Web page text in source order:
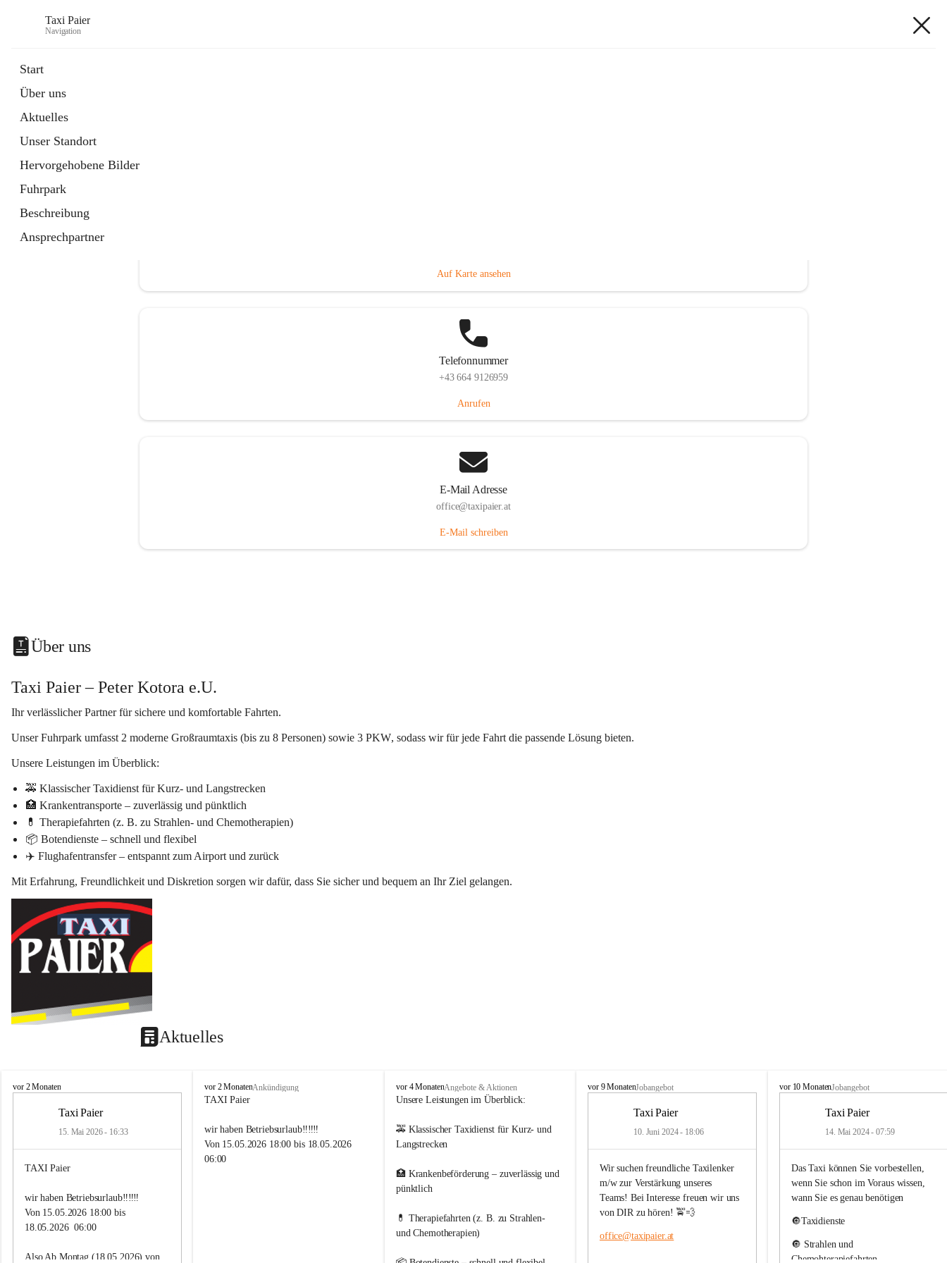
Taxi Paier
Navigation
Start
Über uns
Aktuelles
Unser Standort
Hervorgehobene Bilder
Fuhrpark
Beschreibung
Ansprechpartner
Auf Karte ansehen
Telefonnummer
+43 664 9126959
Anrufen
E-Mail Adresse
office@taxipaier.at
E-Mail schreiben
Über uns
Taxi Paier – Peter Kotora e.U.
Ihr verlässlicher Partner für sichere und komfortable Fahrten.
Unser Fuhrpark umfasst 2 moderne Großraumtaxis (bis zu 8 Personen) sowie 3 PKW, sodass wir für jede Fahrt die passende Lösung bieten.
Unsere Leistungen im Überblick:
🚕 Klassischer Taxidienst für Kurz- und Langstrecken
🏥 Krankentransporte – zuverlässig und pünktlich
💊 Therapiefahrten (z. B. zu Strahlen- und Chemotherapien)
📦 Botendienste – schnell und flexibel
✈️ Flughafentransfer – entspannt zum Airport und zurück
Mit Erfahrung, Freundlichkeit und Diskretion sorgen wir dafür, dass Sie sicher und bequem an Ihr Ziel gelangen.
Aktuelles
T
a
vor 2 Monaten
Taxi Paier
15. Mai 2026 - 16:33
TAXI Paier
wir haben Betriebsurlaub‼️‼️‼️
Von 15.05.2026 18:00 bis
18.05.2026  06:00
Also Ab Montag (18.05.2026) von
T
a
i
P
a
i
vor 2 MonatenAnkündigung
TAXI Paier
wir haben Betriebsurlaub‼️‼️‼️
Von 15.05.2026 18:00 bis 18.05.2026
06:00
T
a
i
P
a
e
r
vor 4 MonatenAngebote & Aktionen
Unsere Leistungen im Überblick:
🚕 Klassischer Taxidienst für Kurz- und
Langstrecken
🏥 Krankenbeförderung – zuverlässig und
pünktlich
💊 Therapiefahrten (z. B. zu Strahlen-
und Chemotherapien)
T
a
vor 9 MonatenJobangebot
Taxi Paier
10. Juni 2024 - 18:06
Wir suchen freundliche Taxilenker
m/w zur Verstärkung unseres
Teams! Bei Interesse freuen wir uns
von DIR zu hören! 🚖💨
office@taxipaier.at
T
a
vor 10 MonatenJobangebot
Taxi Paier
14. Mai 2024 - 07:59
Das Taxi können Sie vorbestellen,
wenn Sie schon im Voraus wissen,
wann Sie es genau benötigen
🔘Taxidienste
🔘 Strahlen und
Chemohterapiefahrten